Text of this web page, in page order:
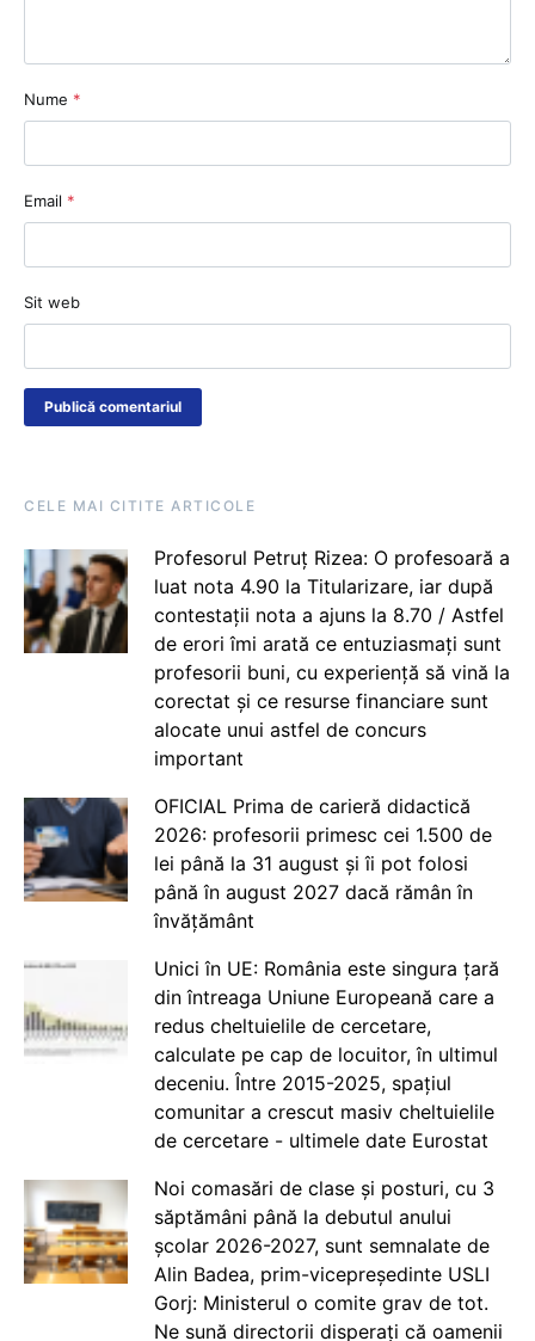
Nume *
Email *
Sit web
CELE MAI CITITE ARTICOLE
Profesorul Petruț Rizea: O profesoară a
luat nota 4.90 la Titularizare, iar după
contestații nota a ajuns la 8.70 / Astfel
de erori îmi arată ce entuziasmați sunt
profesorii buni, cu experiență să vină la
corectat și ce resurse financiare sunt
alocate unui astfel de concurs
important
OFICIAL Prima de carieră didactică
2026: profesorii primesc cei 1.500 de
lei până la 31 august și îi pot folosi
până în august 2027 dacă rămân în
învățământ
Unici în UE: România este singura țară
din întreaga Uniune Europeană care a
redus cheltuielile de cercetare,
calculate pe cap de locuitor, în ultimul
deceniu. Între 2015-2025, spațiul
comunitar a crescut masiv cheltuielile
de cercetare - ultimele date Eurostat
Noi comasări de clase și posturi, cu 3
săptămâni până la debutul anului
școlar 2026-2027, sunt semnalate de
Alin Badea, prim-vicepreședinte USLI
Gorj: Ministerul o comite grav de tot.
Ne sună directorii disperați că oamenii